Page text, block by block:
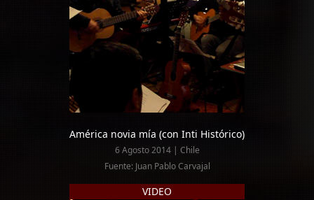
América novia mía (con Inti Histórico)
6 Agosto 2014 | Chile
Fuente: Juan Pablo Carvajal
VIDEO